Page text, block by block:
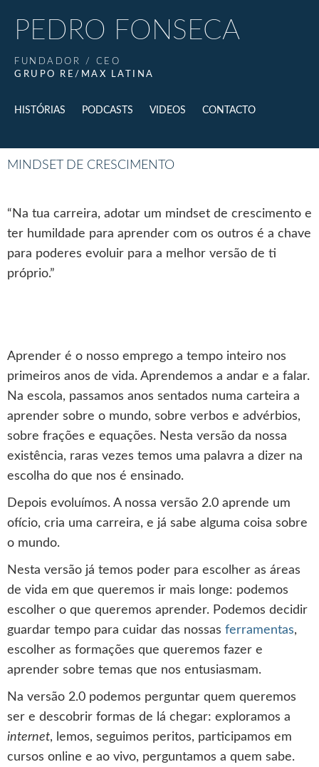
PEDRO FONSECA
FUNDADOR / CEO
GRUPO RE/MAX LATINA
HISTÓRIAS PODCASTS VIDEOS CONTACTO
MINDSET DE CRESCIMENTO
“Na tua carreira, adotar um mindset de crescimento e
ter humildade para aprender com os outros é a chave
para poderes evoluir para a melhor versão de ti
próprio.”
Aprender é o nosso emprego a tempo inteiro nos
primeiros anos de vida. Aprendemos a andar e a falar.
Na escola, passamos anos sentados numa carteira a
aprender sobre o mundo, sobre verbos e advérbios,
sobre frações e equações. Nesta versão da nossa
existência, raras vezes temos uma palavra a dizer na
escolha do que nos é ensinado.
Depois evoluímos. A nossa versão 2.0 aprende um
ofício, cria uma carreira, e já sabe alguma coisa sobre
o mundo.
Nesta versão já temos poder para escolher as áreas
de vida em que queremos ir mais longe: podemos
escolher o que queremos aprender. Podemos decidir
guardar tempo para cuidar das nossas ferramentas,
escolher as formações que queremos fazer e
aprender sobre temas que nos entusiasmam.
Na versão 2.0 podemos perguntar quem queremos
ser e descobrir formas de lá chegar: exploramos a
internet, lemos, seguimos peritos, participamos em
cursos online e ao vivo, perguntamos a quem sabe.